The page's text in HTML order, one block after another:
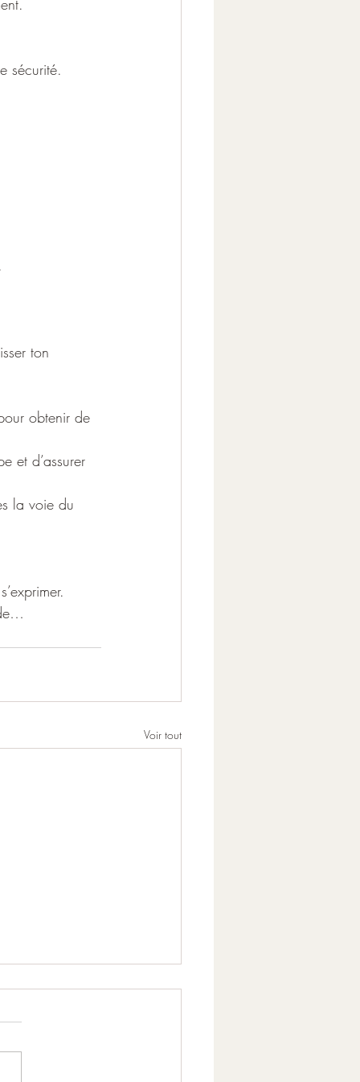
sécurité.
ton
obtenir de
et d’assurer
la voie du
Voir tout